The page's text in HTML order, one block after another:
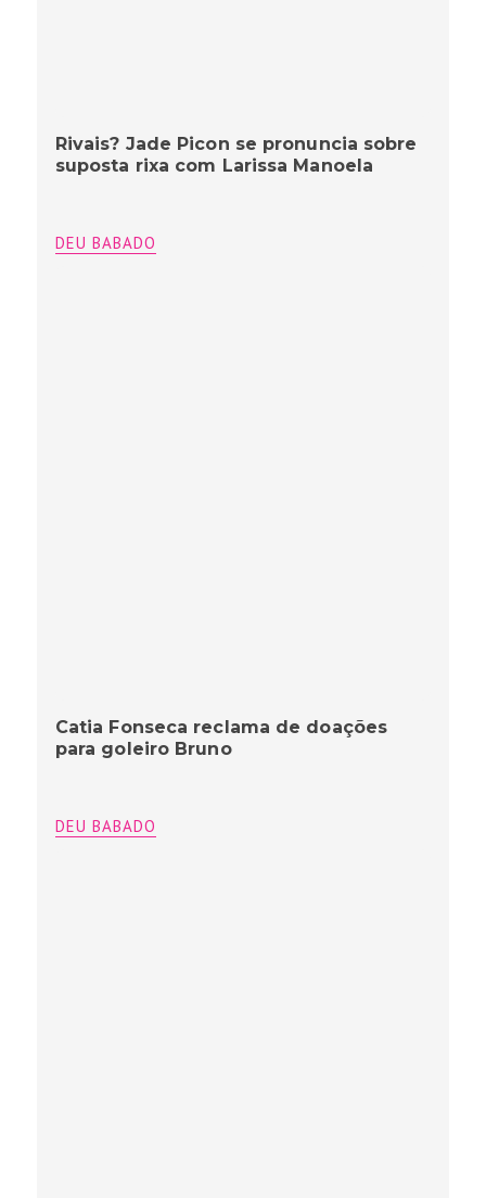
Rivais? Jade Picon se pronuncia sobre
suposta rixa com Larissa Manoela
DEU BABADO
Catia Fonseca reclama de doações
para goleiro Bruno
DEU BABADO